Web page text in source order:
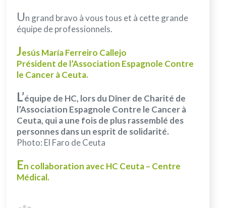
Un grand bravo à vous tous et à cette grande
équipe de professionnels.
Jesús María Ferreiro Callejo
Président de l’Association Espagnole Contre
le Cancer à Ceuta.
L’équipe de HC, lors du Dîner de Charité de
l’Association Espagnole Contre le Cancer à
Ceuta, qui a une fois de plus rassemblé des
personnes dans un esprit de solidarité.
Photo: El Faro de Ceuta
En collaboration avec HC Ceuta – Centre
Médical.